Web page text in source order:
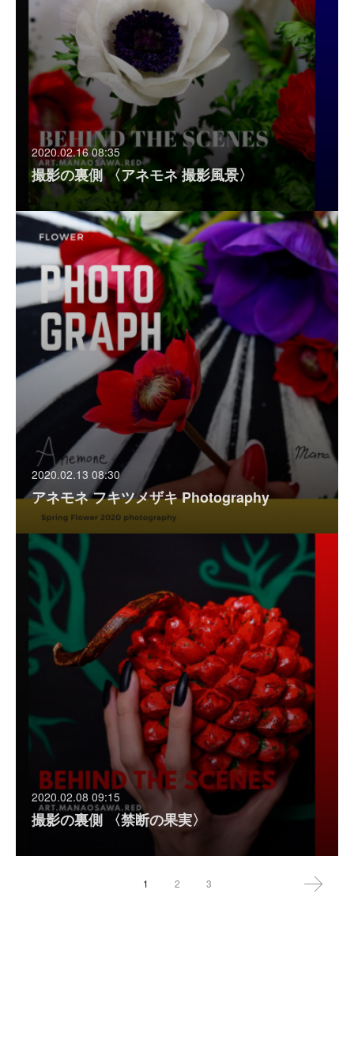
2020.02.16 08:35
撮影の裏側 〈アネモネ 撮影風景〉
2020.02.13 08:30
アネモネ フキツメザキ Photography
2020.02.08 09:15
撮影の裏側 〈禁断の果実〉
1 2 3